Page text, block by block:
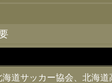
海道サッカー協会、北海